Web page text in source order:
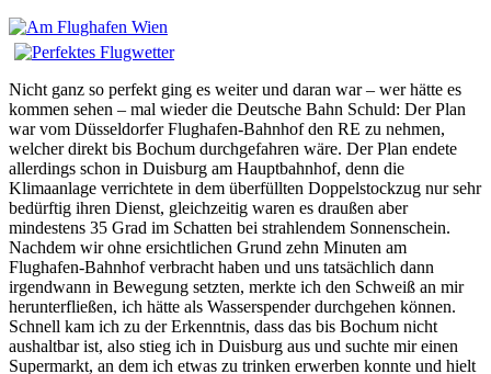
Nicht ganz so perfekt ging es weiter und daran war – wer hätte es
kommen sehen – mal wieder die Deutsche Bahn Schuld: Der Plan
war vom Düsseldorfer Flughafen-Bahnhof den RE zu nehmen,
welcher direkt bis Bochum durchgefahren wäre. Der Plan endete
allerdings schon in Duisburg am Hauptbahnhof, denn die
Klimaanlage verrichtete in dem überfüllten Doppelstockzug nur sehr
bedürftig ihren Dienst, gleichzeitig waren es draußen aber
mindestens 35 Grad im Schatten bei strahlendem Sonnenschein.
Nachdem wir ohne ersichtlichen Grund zehn Minuten am
Flughafen-Bahnhof verbracht haben und uns tatsächlich dann
irgendwann in Bewegung setzten, merkte ich den Schweiß an mir
herunterfließen, ich hätte als Wasserspender durchgehen können.
Schnell kam ich zu der Erkenntnis, dass das bis Bochum nicht
aushaltbar ist, also stieg ich in Duisburg aus und suchte mir einen
Supermarkt, an dem ich etwas zu trinken erwerben konnte und hielt